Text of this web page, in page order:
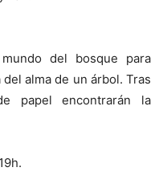
del bosque para
alma de un árbol. Tras
papel encontrarán la